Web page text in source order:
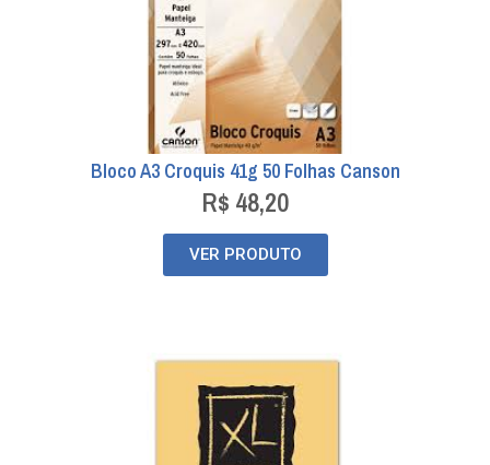
Bloco A3 Croquis 41g 50 Folhas Canson
R$ 48,20
VER PRODUTO